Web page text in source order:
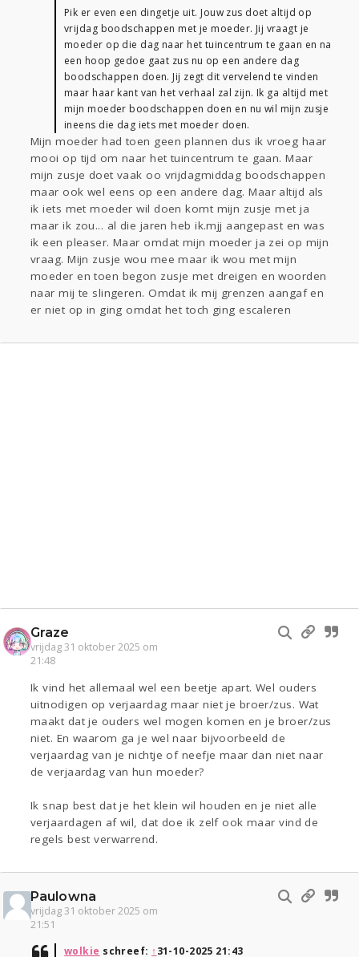
Pik er even een dingetje uit. Jouw zus doet altijd op
vrijdag boodschappen met je moeder. Jij vraagt je
moeder op die dag naar het tuincentrum te gaan en na
een hoop gedoe gaat zus nu op een andere dag
boodschappen doen. Jij zegt dit vervelend te vinden
maar haar kant van het verhaal zal zijn. Ik ga altijd met
mijn moeder boodschappen doen en nu wil mijn zusje
ineens die dag iets met moeder doen.
Mijn moeder had toen geen plannen dus ik vroeg haar
mooi op tijd om naar het tuincentrum te gaan. Maar
mijn zusje doet vaak oo vrijdagmiddag boodschappen
maar ook wel eens op een andere dag. Maar altijd als
ik iets met moeder wil doen komt mijn zusje met ja
maar ik zou... al die jaren heb ik.mjj aangepast en was
ik een pleaser. Maar omdat mijn moeder ja zei op mijn
vraag. Mijn zusje wou mee maar ik wou met mijn
moeder en toen begon zusje met dreigen en woorden
naar mij te slingeren. Omdat ik mij grenzen aangaf en
er niet op in ging omdat het toch ging escaleren
Graze
vrijdag 31 oktober 2025 om
21:48
Ik vind het allemaal wel een beetje apart. Wel ouders
uitnodigen op verjaardag maar niet je broer/zus. Wat
maakt dat je ouders wel mogen komen en je broer/zus
niet. En waarom ga je wel naar bijvoorbeeld de
verjaardag van je nichtje of neefje maar dan niet naar
de verjaardag van hun moeder?
Ik snap best dat je het klein wil houden en je niet alle
verjaardagen af wil, dat doe ik zelf ook maar vind de
regels best verwarrend.
Paulowna
vrijdag 31 oktober 2025 om
21:51
wolkie schreef: ↑31-10-2025 21:43